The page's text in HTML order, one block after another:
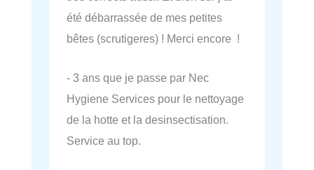
été débarrassée de mes petites
bêtes (scrutigeres) ! Merci encore !
- 3 ans que je passe par Nec
Hygiene Services pour le nettoyage
de la hotte et la desinsectisation.
Service au top.